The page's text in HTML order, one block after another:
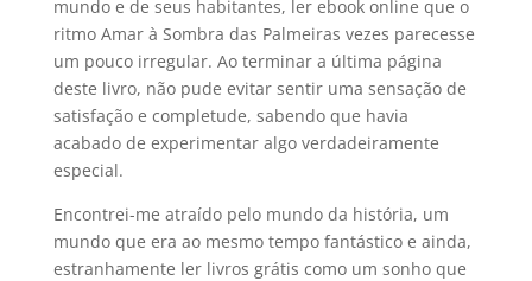
mundo e de seus habitantes, ler ebook online que o
ritmo Amar à Sombra das Palmeiras vezes parecesse
um pouco irregular. Ao terminar a última página
deste livro, não pude evitar sentir uma sensação de
satisfação e completude, sabendo que havia
acabado de experimentar algo verdadeiramente
especial.
Encontrei-me atraído pelo mundo da história, um
mundo que era ao mesmo tempo fantástico e ainda,
estranhamente ler livros grátis como um sonho que